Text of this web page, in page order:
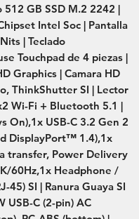
GB SSD M.2 2242 |
Intel Soc | Pantalla
| Teclado
Touchpad de 4 piezas |
Graphics | Camara HD
ThinkShutter SI | Lector
Wi-Fi + Bluetooth 5.1 |
On),1x USB-C 3.2 Gen 2
DisplayPort™ 1.4),1x
transfer, Power Delivery
60Hz,1x Headphone /
45) SI | Ranura Guaya SI
USB-C (2-pin) AC